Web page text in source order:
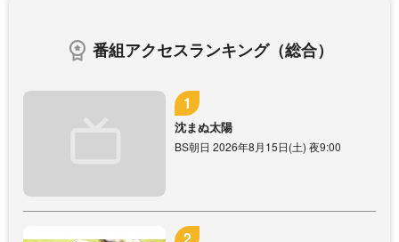
番組アクセスランキング（総合）
沈まぬ太陽
BS朝日 2026年8月15日(土) 夜9:00